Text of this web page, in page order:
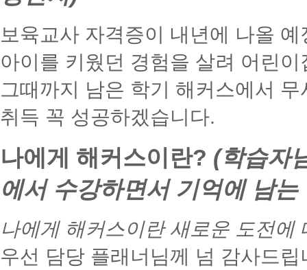
보육교사 자격증이 내년에 나올 예
아이를 키웠던 경험을 살려 어린
그때까지 남은 학기 해커스에서
취득 꼭 성공하겠습니다.
나에게 해커스이란? (학습자
에서 수강하면서 기억에 남
나에게 해커스이란 새로운 도전에
우선 담당 플래너님께 넘 감사드립